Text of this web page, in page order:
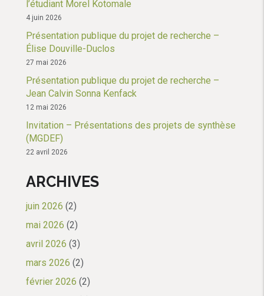
l’étudiant Morel Kotomale
4 juin 2026
Présentation publique du projet de recherche –
Élise Douville-Duclos
27 mai 2026
Présentation publique du projet de recherche –
Jean Calvin Sonna Kenfack
12 mai 2026
Invitation – Présentations des projets de synthèse
(MGDEF)
22 avril 2026
ARCHIVES
juin 2026 (2)
mai 2026 (2)
avril 2026 (3)
mars 2026 (2)
février 2026 (2)